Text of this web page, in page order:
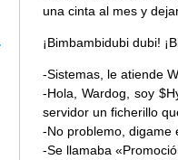
una cinta al mes y
¡Bimbambidubi dubi!
-Sistemas, le atiende
-Hola, Wardog, soy
servidor un ficherillo
-No problemo, digame
-Se llamaba